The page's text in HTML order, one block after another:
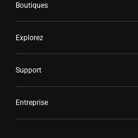
Boutiques
Explorez
Support
Entreprise